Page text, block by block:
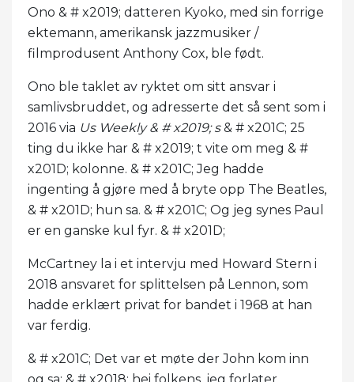
Ono & # x2019; datteren Kyoko, med sin forrige
ektemann, amerikansk jazzmusiker /
filmprodusent Anthony Cox, ble født.
Ono ble taklet av ryktet om sitt ansvar i
samlivsbruddet, og adresserte det så sent som i
2016 via Us Weekly & # x2019; s& # x201C; 25
ting du ikke har & # x2019; t vite om meg & #
x201D; kolonne. & # x201C; Jeg hadde
ingenting å gjøre med å bryte opp The Beatles,
& # x201D; hun sa. & # x201C; Og jeg synes Paul
er en ganske kul fyr. & # x201D;
McCartney la i et intervju med Howard Stern i
2018 ansvaret for splittelsen på Lennon, som
hadde erklært privat for bandet i 1968 at han
var ferdig.
& # x201C; Det var et møte der John kom inn